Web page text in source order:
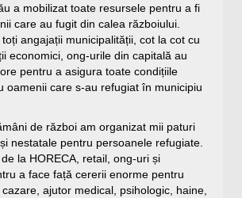
a mobilizat toate resursele pentru a fi
care au fugit din calea războiului.
angajații municipalității, cot la cot cu
economici, ong-urile din capitală au
pentru a asigura toate condițiile
oamenii care s-au refugiat în municipiu
de război am organizat mii paturi
nestatale pentru persoanele refugiate.
la HORECA, retail, ong-uri și
a face față cererii enorme pentru
ajutor medical, psihologic, haine,